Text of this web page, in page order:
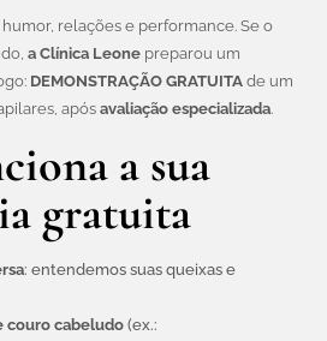
relações e performance. Se o
a Clínica Leone preparou um
DEMONSTRAÇÃO GRATUITA de um
após avaliação especializada.
a sua
gratuita
: entendemos suas queixas e
couro cabeludo (ex.: